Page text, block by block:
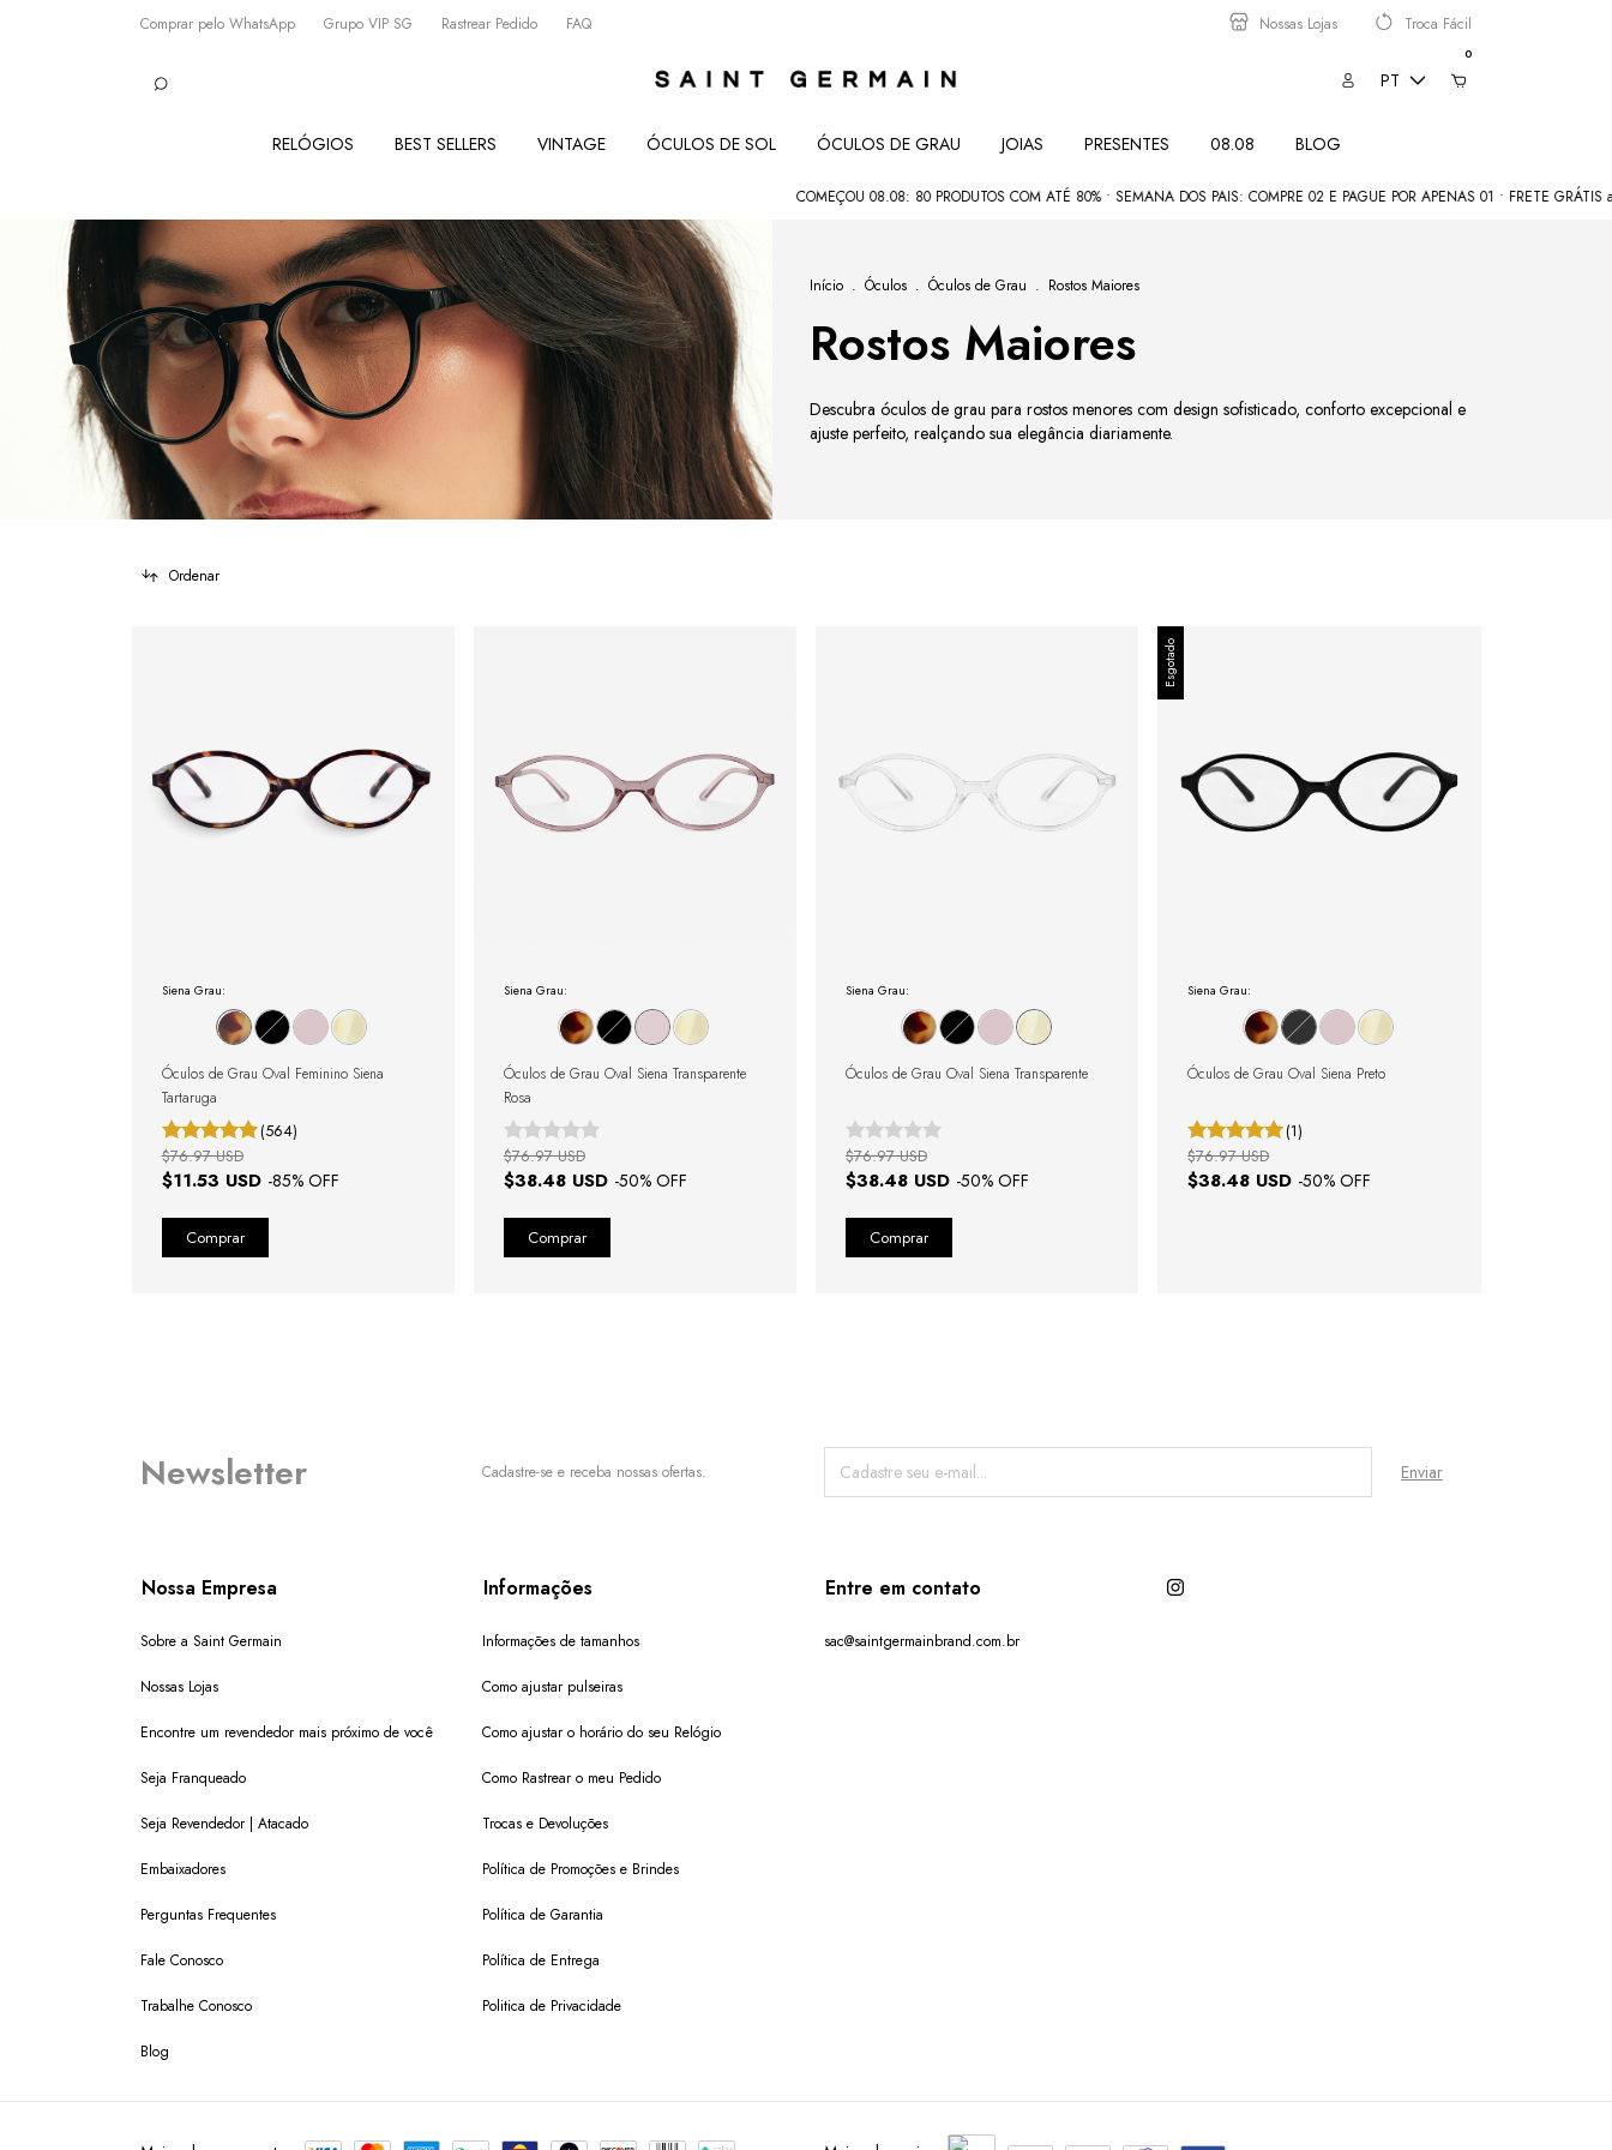
Comprar pelo WhatsApp Grupo VIP SG Rastrear Pedido FAQ Nossas Lojas Troca Fácil
PT
0
RELÓGIOS BEST SELLERS VINTAGE ÓCULOS DE SOL ÓCULOS DE GRAU JOIAS PRESENTES 08.08 BLOG
COMEÇOU 08.08: 80 PRODUTOS COM ATÉ 80% • SEMANA DOS PAIS: COMPRE 02 E PAGUE POR APENAS 01 • FRETE GRÁTIS
Início . Óculos . Óculos de Grau . Rostos Maiores
Rostos Maiores
Descubra óculos de grau para rostos menores com design sofisticado, conforto excepcional e
ajuste perfeito, realçando sua elegância diariamente.
Ordenar
Siena Grau:
Óculos de Grau Oval Feminino Siena
Tartaruga
(564)
$11.53 USD -85% OFF
$76.97 USD
Siena Grau:
Óculos de Grau Oval Siena Transparente
Rosa
$38.48 USD -50% OFF
$76.97 USD
Siena Grau:
Óculos de Grau Oval Siena Transparente
$38.48 USD -50% OFF
$76.97 USD
Esgotado
Siena Grau:
Óculos de Grau Oval Siena Preto
(1)
$38.48 USD -50% OFF
$76.97 USD
Newsletter Cadastre-se e receba nossas ofertas.
Nossa Empresa
Sobre a Saint Germain
Nossas Lojas
Encontre um revendedor mais próximo de você
Seja Franqueado
Seja Revendedor | Atacado
Embaixadores
Perguntas Frequentes
Fale Conosco
Trabalhe Conosco
Blog
Informações
Informações de tamanhos
Como ajustar pulseiras
Como ajustar o horário do seu Relógio
Como Rastrear o meu Pedido
Trocas e Devoluções
Política de Promoções e Brindes
Política de Garantia
Política de Entrega
Politica de Privacidade
Entre em contato
sac@saintgermainbrand.com.br